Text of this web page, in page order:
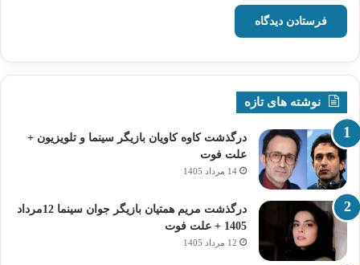
نوشته های تازه
درگذشت کاوه کاویان بازیگر سینما و تلویزیون +
علت فوت
14 مرداد 1405
درگذشت مریم همتیان بازیگر جوان سینما 12مرداد
1405 + علت فوت
12 مرداد 1405